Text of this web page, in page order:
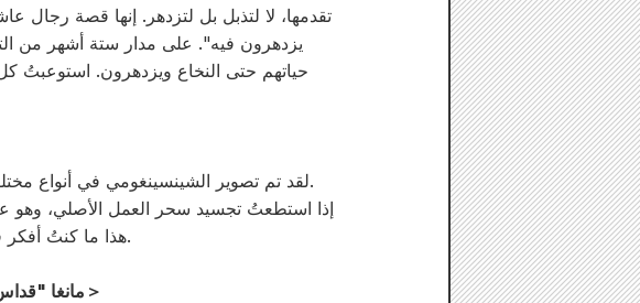
تقدمها، لا لتذبل بل لتزدهر. إنها قصة
يزدهرون فيه". على مدار ستة أشهر من
حياتهم حتى النخاع ويزدهرون. استوعبتُ
لقد تم تصوير الشينسينغومي في أنواع مختلفة حتى الآن، ولكن "تشيروران: قداس الشينسينغومي" يختلف عن أي منهم.
إذا استطعتُ تجسيد سحر العمل الأصلي، وهو
هذا ما كنتُ أفكر فيه عند كتابة السيناريو. آمل أن تتأكدوا بأنفسكم من قدرتي على تحقيق ذلك.
＜ مانغا "قداس تشيروروران شينسينغومي" (زينون كوميكس) من تأليف إيجي هاشيموتو＞